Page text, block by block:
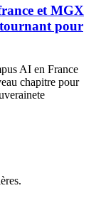
et MGX
tournant pour
AI en France
chapitre pour